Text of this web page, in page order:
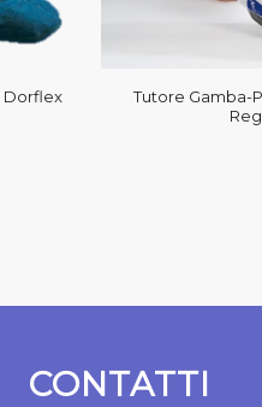
Dorflex
Tutore Gamba-
CONTATTI